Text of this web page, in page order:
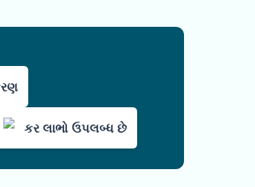
કર લાભો ઉપલબ્ધ છે